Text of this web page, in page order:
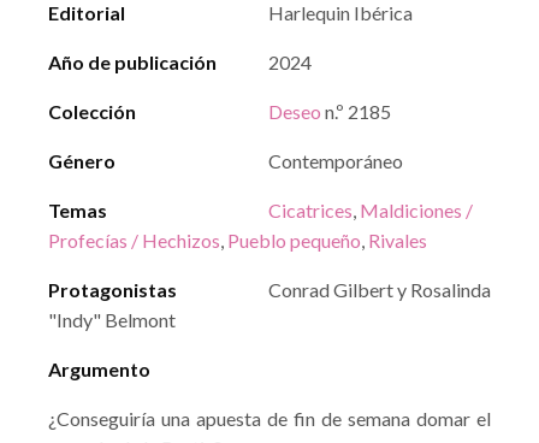
Editorial Harlequin Ibérica
Año de publicación 2024
Colección Deseo n.º 2185
Género Contemporáneo
Temas Cicatrices, Maldiciones /
Profecías / Hechizos, Pueblo pequeño, Rivales
Protagonistas
Conrad Gilbert y Rosalinda
"Indy" Belmont
Argumento
¿Conseguiría una apuesta de fin de semana domar el